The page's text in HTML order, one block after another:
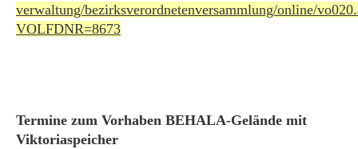
verwaltung/bezirksverordnetenversammlung/online/
VOLFDNR=8673
Termine zum Vorhaben BEHALA-Gelände mit
Viktoriaspeicher